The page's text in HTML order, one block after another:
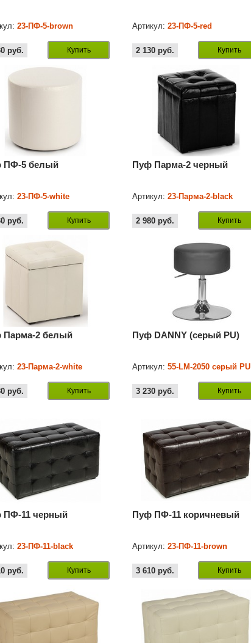
23-ПФ-5-brown
руб. Купить
Артикул: 23-ПФ-5-red
2 130 руб. Купить
ПФ-5 белый
23-ПФ-5-white
руб. Купить
Пуф Парма-2 черный
Артикул: 23-Парма-2-black
2 980 руб. Купить
Парма-2 белый
23-Парма-2-white
руб. Купить
Пуф DANNY (серый PU)
Артикул: 55-LM-2050 серый PU
3 230 руб. Купить
ПФ-11 черный
23-ПФ-11-black
руб. Купить
Пуф ПФ-11 коричневый
Артикул: 23-ПФ-11-brown
3 610 руб. Купить